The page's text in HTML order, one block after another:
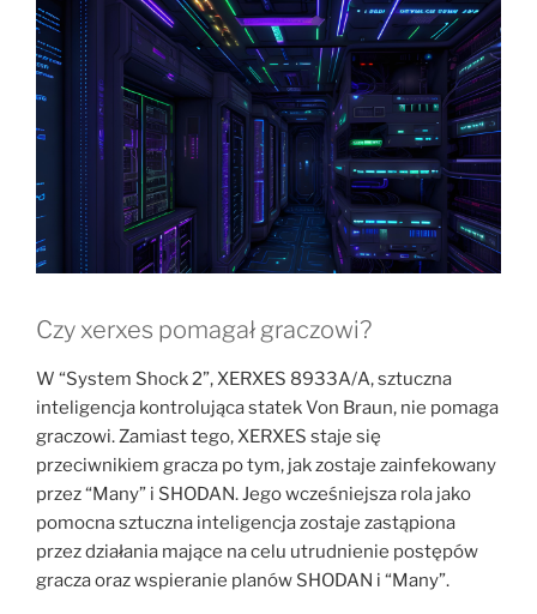
Czy xerxes pomagał graczowi?
W “System Shock 2”, XERXES 8933A/A, sztuczna
inteligencja kontrolująca statek Von Braun, nie pomaga
graczowi. Zamiast tego, XERXES staje się
przeciwnikiem gracza po tym, jak zostaje zainfekowany
przez “Many” i SHODAN. Jego wcześniejsza rola jako
pomocna sztuczna inteligencja zostaje zastąpiona
przez działania mające na celu utrudnienie postępów
gracza oraz wspieranie planów SHODAN i “Many”.